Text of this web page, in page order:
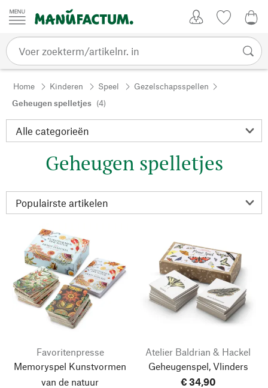
Passer au contenu
Home Kinderen Speel
Gezelschapsspellen
Geheugen spelletjes (4)
Geheugen spelletjes
Favoritenpresse
Memoryspel Kunstvormen
van de natuur
Atelier Baldrian & Hackel
Geheugenspel, Vlinders
€ 34,90